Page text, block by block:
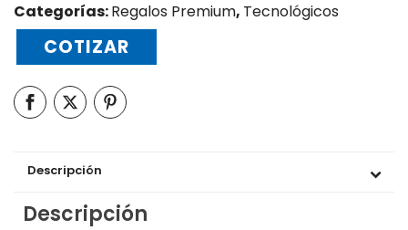
Categorías:Regalos Premium, Tecnológicos
COTIZAR
Descripción
Descripción